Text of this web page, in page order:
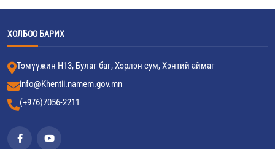
ХОЛБОО БАРИХ
Тэмүүжин Н13, Булаг баг, Хэрлэн сум, Хэнтий аймаг
info@Khentii.namem.gov.mn
(+976)7056-2211